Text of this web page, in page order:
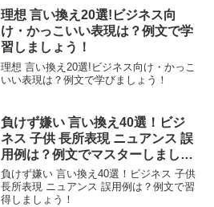
理想 言い換え20選!ビジネス向
け・かっこいい表現は？例文で学
習しましょう！
理想 言い換え20選!ビジネス向け・かっこ
いい表現は？例文で学びましょう！
負けず嫌い 言い換え40選！ビジ
ネス 子供 長所表現 ニュアンス 誤
用例は？例文でマスターしましょ
う！
負けず嫌い 言い換え40選！ビジネス 子供
長所表現 ニュアンス 誤用例は？例文で習
得しましょう！